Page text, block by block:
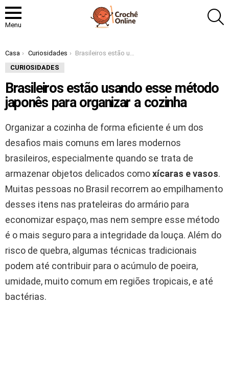
Menu
Você está aqui:
Casa Curiosidades
Brasileiros estão usando esse método japonês para organizar a cozinha
CURIOSIDADES
Brasileiros estão usando esse método
japonês para organizar a cozinha
Organizar a cozinha de forma eficiente é um dos
desafios mais comuns em lares modernos
brasileiros, especialmente quando se trata de
armazenar objetos delicados comoxícaras e vasos.
Muitas pessoas no Brasil recorrem ao empilhamento
desses itens nas prateleiras do armário para
economizar espaço, mas nem sempre esse método
é o mais seguro para a integridade da louça. Além do
risco de quebra, algumas técnicas tradicionais
podem até contribuir para o acúmulo de poeira,
umidade, muito comum em regiões tropicais, e até
bactérias.